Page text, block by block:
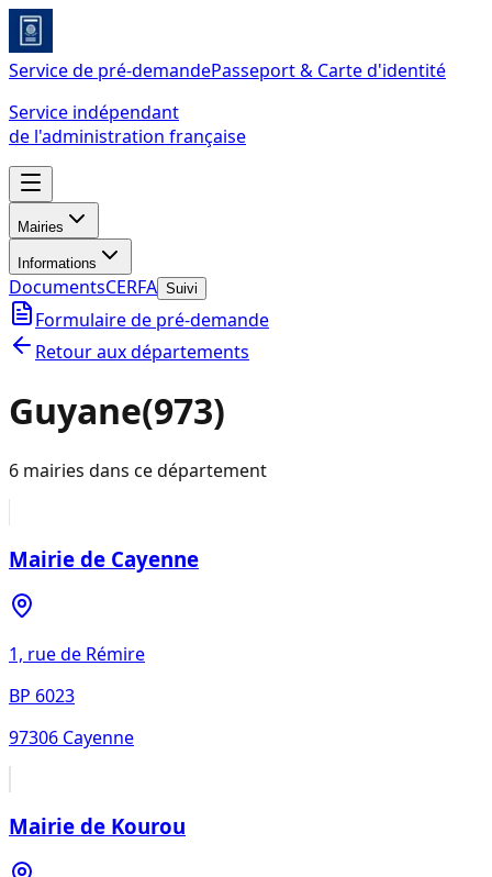
Service de pré-demandePasseport & Carte d'identité
Service indépendant
de l'administration française
Mairies
Informations
DocumentsCERFA Suivi
Formulaire de pré-demande
Retour aux départements
Guyane(973)
6 mairies dans ce département
Mairie de Cayenne
1, rue de Rémire
BP 6023
97306 Cayenne
Mairie de Kourou